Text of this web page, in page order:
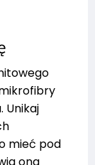
Unikaj
mieć pod
ona